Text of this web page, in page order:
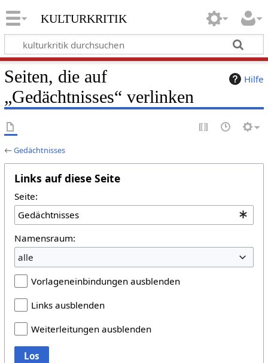
kulturkritik
Hilfe
Seiten, die auf
„Gedächtnisses“ verlinken
←Gedächtnisses
Links auf diese Seite
Seite:
Namensraum:
alle
Vorlageneinbindungen ausblenden
Links ausblenden
Weiterleitungen ausblenden
Los